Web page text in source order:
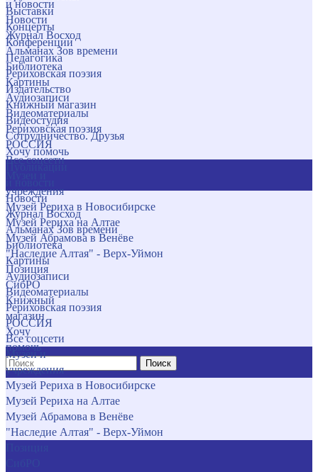
и новости
Новости
Журнал Восход
Альманах Зов времени
Библиотека
Картины
Аудиозаписи
Видеоматериалы
Рериховская поэзия
РОССИЯ
Все соцсети
учреждения
Музей Рериха в Новосибирске
Музей Рериха на Алтае
Музей Абрамова в Венёве
"Наследие Алтая" - Верх-Уймон
Позиция
СибРО
Книжный
магазин
Хочу
помочь
Поиск
Выставки
Концерты
Конференции
Педагогика
Рериховская поэзия
Издательство
Книжный магазин
Видеостудия
Сотрудничество. Друзья
Хочу помочь
Новости
Журнал Восход
Альманах Зов времени
Библиотека
Картины
Аудиозаписи
Видеоматериалы
Рериховская поэзия
РОССИЯ
Все соцсети
Музеи и
учреждения
Музей Рериха в Новосибирске
Музей Рериха на Алтае
Музей Абрамова в Венёве
"Наследие Алтая" - Верх-Уймон